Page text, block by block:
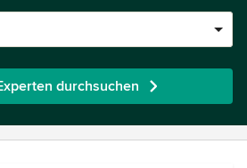
durchsuchen